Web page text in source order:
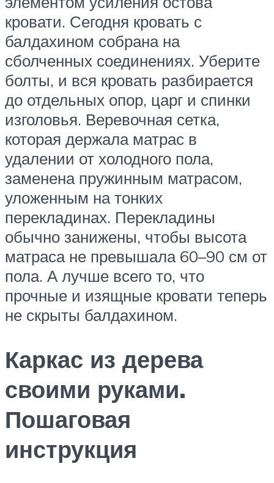
кровати. Сегодня кровать с
балдахином собрана на
сболченных соединениях. Уберите
болты, и вся кровать разбирается
до отдельных опор, царг и спинки
изголовья. Веревочная сетка,
которая держала матрас в
удалении от холодного пола,
заменена пружинным матрасом,
уложенным на тонких
перекладинах. Перекладины
обычно занижены, чтобы высота
матраса не превышала 60–90 см от
пола. А лучше всего то, что
прочные и изящные кровати теперь
не скрыты балдахином.
Каркас из дерева
своими руками.
Пошаговая
инструкция